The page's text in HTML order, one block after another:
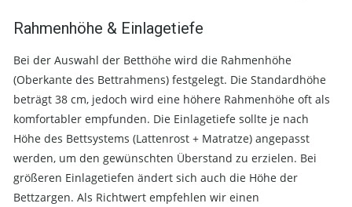
Rahmenhöhe & Einlagetiefe
Bei der Auswahl der Betthöhe wird die Rahmenhöhe
(Oberkante des Bettrahmens) festgelegt. Die Standardhöhe
beträgt 38 cm, jedoch wird eine höhere Rahmenhöhe oft als
komfortabler empfunden. Die Einlagetiefe sollte je nach
Höhe des Bettsystems (Lattenrost + Matratze) angepasst
werden, um den gewünschten Überstand zu erzielen. Bei
größeren Einlagetiefen ändert sich auch die Höhe der
Bettzargen. Als Richtwert empfehlen wir einen